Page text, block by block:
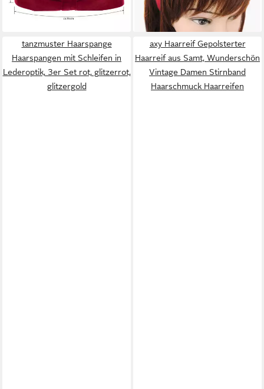
+5
tanzmuster Haarspange
Haarspangen mit Schleifen in
Lederoptik, 3er Set rot, glitzerrot,
glitzergold
axy Haarreif Gepolsterter
Haarreif aus Samt, Wunderschön
Vintage Damen Stirnband
Haarschmuck Haarreifen